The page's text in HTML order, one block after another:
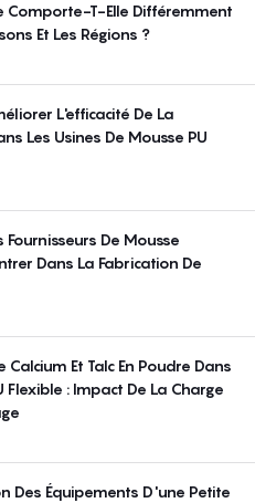
Comporte-T-Elle Différemment
Et Les Régions ?
L'efficacité De La
Les Usines De Mousse PU
Fournisseurs De Mousse
Dans La Fabrication De
Calcium Et Talc En Poudre Dans
Flexible : Impact De La Charge
Des Équipements D'une Petite